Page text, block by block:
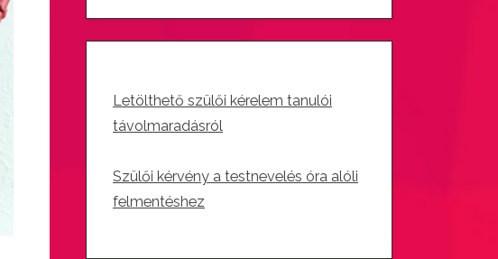
Letölthető szülői kérelem tanulói
távolmaradásról
Szülői kérvény a testnevelés óra alóli
felmentéshez